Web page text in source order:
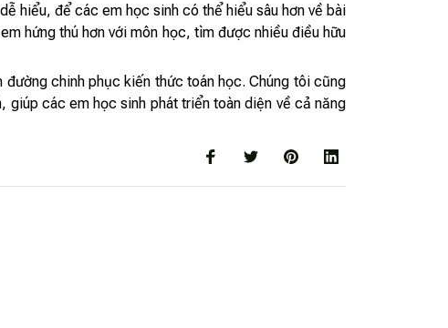
hiểu, để các em học sinh có thể hiểu sâu hơn về bài
hứng thú hơn với môn học, tìm được nhiều điều hữu
chinh phục kiến thức toán học. Chúng tôi cũng
giúp các em học sinh phát triển toàn diện về cả năng